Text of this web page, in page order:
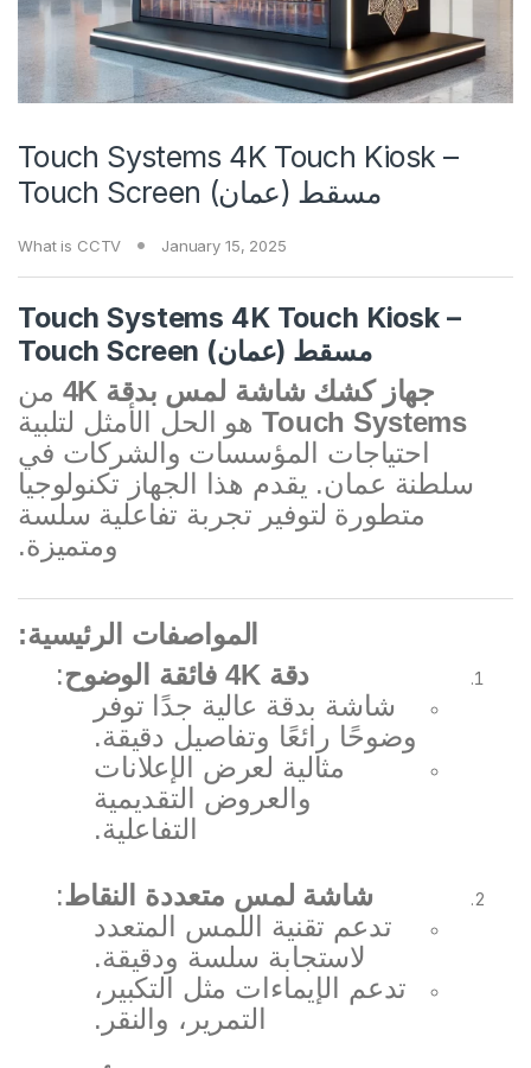
Touch Systems 4K Touch Kiosk –
Touch Screen مسقط (عمان)
What is CCTV January 15, 2025
Touch Systems 4K Touch Kiosk –
Touch Screen مسقط (عمان)
جهاز كشك شاشة لمس بدقة 4K
من
Touch Systems هو الحل الأمثل لتلبية
احتياجات المؤسسات والشركات في
سلطنة عمان. يقدم هذا الجهاز تكنولوجيا
متطورة لتوفير تجربة تفاعلية سلسة
ومتميزة.
المواصفات الرئيسية:
دقة 4K فائقة الوضوح
:
شاشة بدقة عالية جدًا توفر
وضوحًا رائعًا وتفاصيل دقيقة.
مثالية لعرض الإعلانات
والعروض التقديمية
التفاعلية.
شاشة لمس متعددة النقاط:
تدعم تقنية اللمس المتعدد
لاستجابة سلسة ودقيقة.
تدعم الإيماءات مثل التكبير،
التمرير، والنقر.